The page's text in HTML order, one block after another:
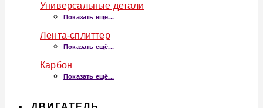
Универсальные детали
Показать ещё...
Лента-сплиттер
Показать ещё...
Карбон
Показать ещё...